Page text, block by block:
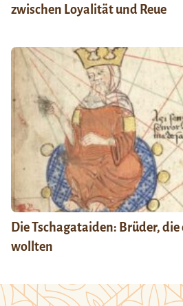
zwischen Loyalität und Reue
Die Tschagataiden: Brüder, die
wollten